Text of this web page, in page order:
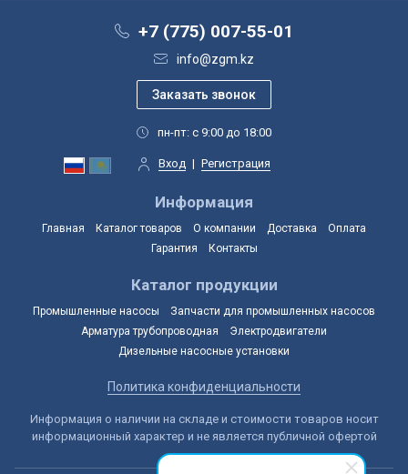
+7 (775) 007-55-01
info@zgm.kz
пн-пт: с 9:00 до 18:00
Вход | Регистрация
Информация
Главная Каталог товаров О компании Доставка
Оплата
Гарантия
Контакты
Каталог продукции
Промышленные насосы
Запчасти для промышленных насосов
Арматура трубопроводная
Электродвигатели
Дизельные насосные установки
Политика конфиденциальности
Информация о наличии на складе и стоимости товаров носит
информационный характер и не является публичной офертой